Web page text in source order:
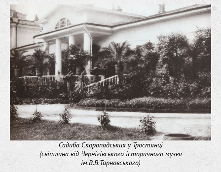
Садиба Скоропадських у Тростянці
(світлина від Чернігівського історичного музея
ім.В.В.Тарновського)